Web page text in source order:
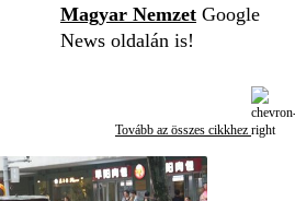
Magyar Nemzet Google
News oldalán is!
Tovább az összes cikkhez